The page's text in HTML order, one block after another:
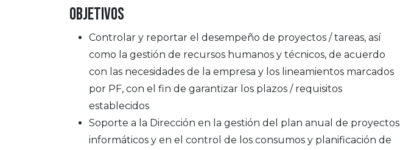
OBJETIVOS
Controlar y reportar el desempeño de proyectos / tareas, así
como la gestión de recursos humanos y técnicos, de acuerdo
con las necesidades de la empresa y los lineamientos marcados
por PF, con el fin de garantizar los plazos / requisitos
establecidos
Soporte a la Dirección en la gestión del plan anual de proyectos
informáticos y en el control de los consumos y planificación de